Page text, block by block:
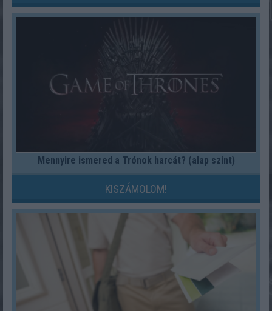
Mennyire ismered a Trónok harcát? (alap szint)
KISZÁMOLOM!